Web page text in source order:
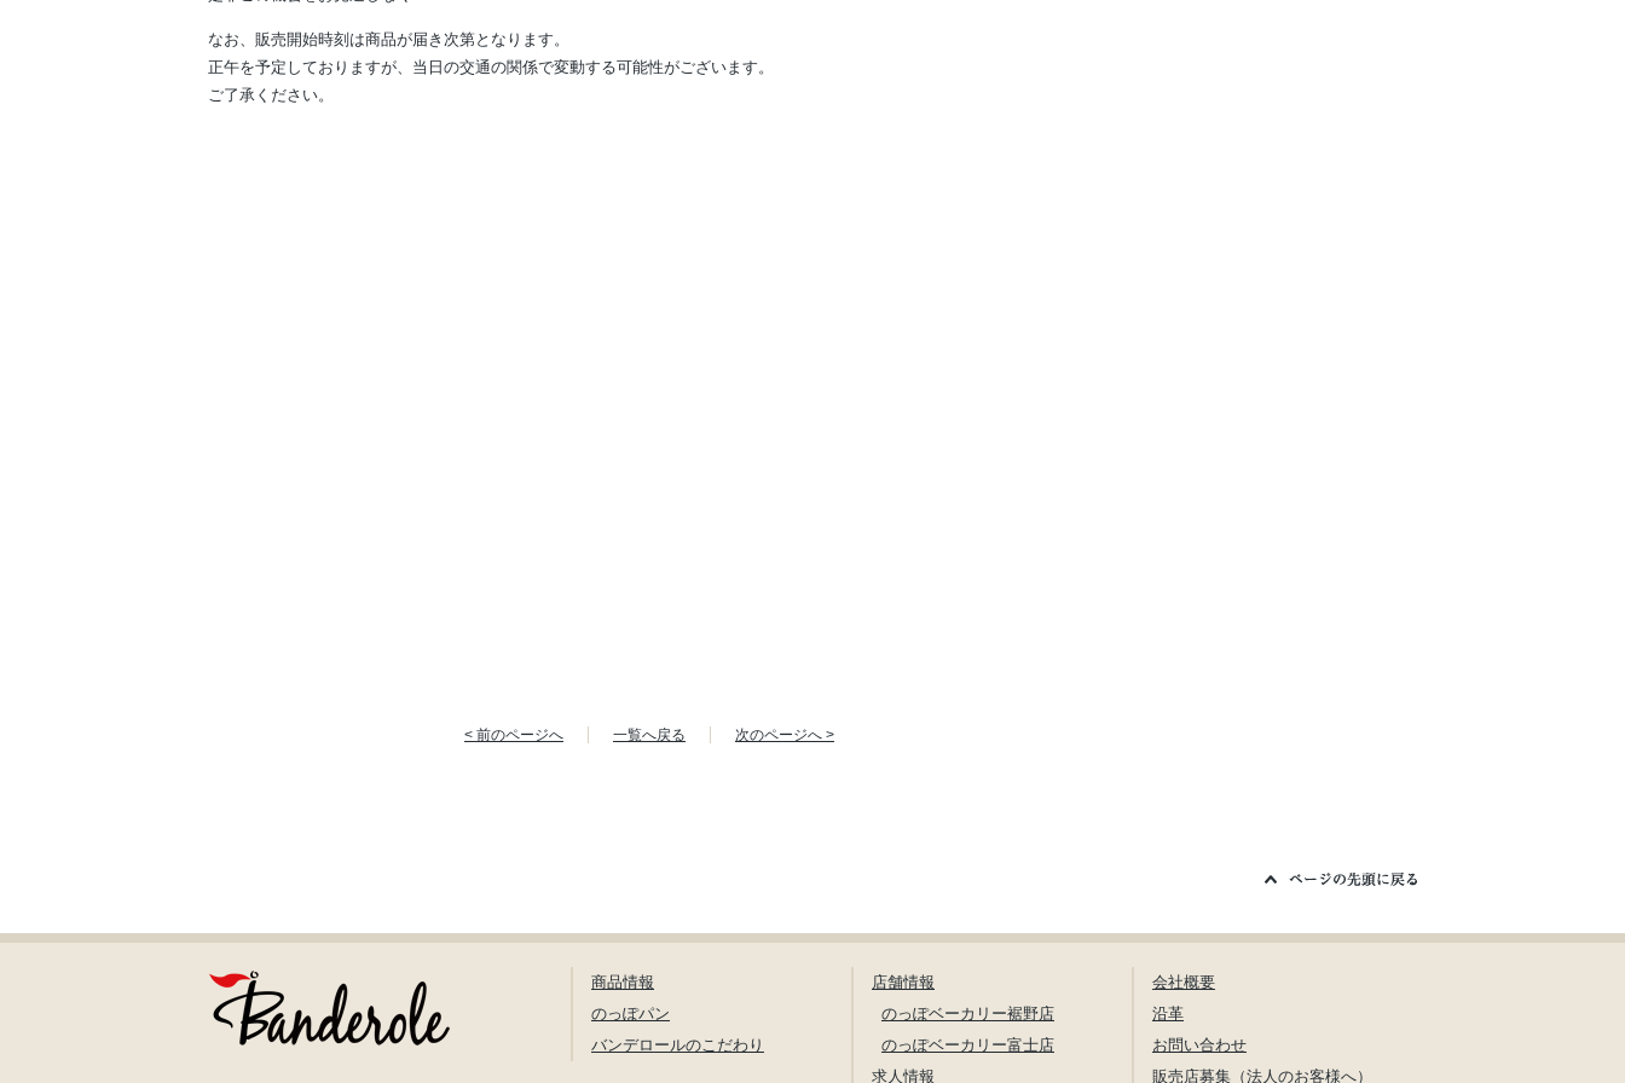
なお、販売開始時刻は商品が届き次第となります。
正午を予定しておりますが、当日の交通の関係で変動する可能性がございます。
ご了承ください。
< 前のページへ 一覧へ戻る 次のページへ >
商品情報
のっぽパン
バンデロールのこだわり
店舗情報
のっぽベーカリー裾野店
のっぽベーカリー富士店
求人情報
会社概要
沿革
お問い合わせ
販売店募集（法人のお客様へ）